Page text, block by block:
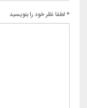
* لطفا نظر خود را بنویسید